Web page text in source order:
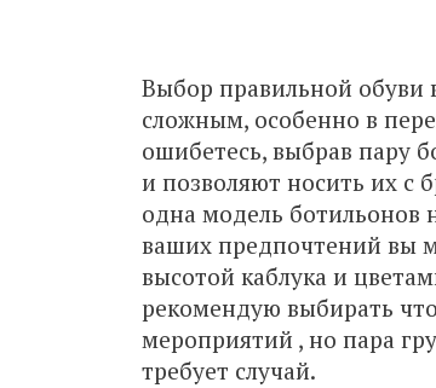
Выбор правильной обуви
сложным, особенно в
ошибетесь, выбрав пару
и позволяют носить их с
одна модель ботильонов
ваших предпочтений вы
высотой каблука и
рекомендую выбирать
мероприятий , но пара
требует случай.